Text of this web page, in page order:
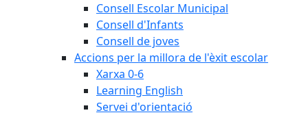
Consell Escolar Municipal
Consell d'Infants
Consell de joves
Accions per la millora de l'èxit escolar
Xarxa 0-6
Learning English
Servei d'orientació